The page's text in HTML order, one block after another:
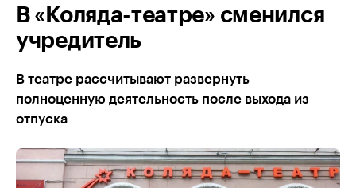
В «Коляда-театре» сменился
учредитель
В театре рассчитывают развернуть
полноценную деятельность после выхода из
отпуска